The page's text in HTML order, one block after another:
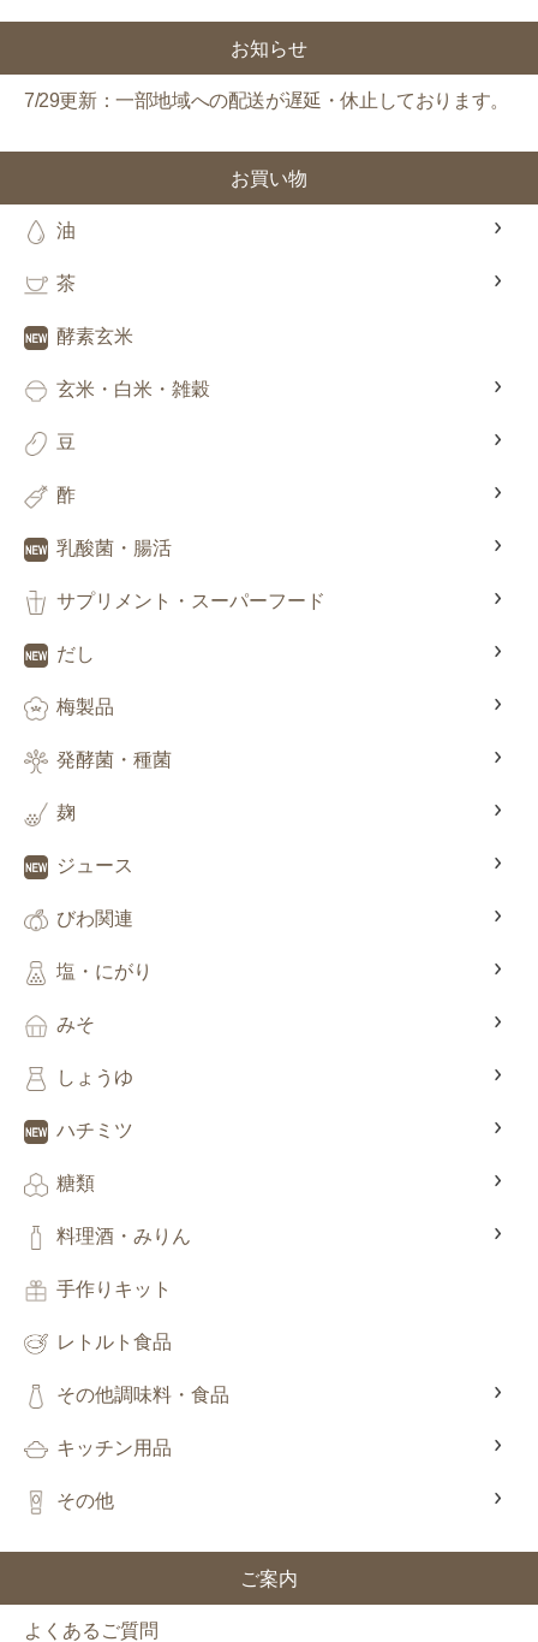
お知らせ
7/29更新：一部地域への配送が遅延・休止しております。
お買い物
油
茶
酵素玄米
玄米・白米・雑穀
豆
酢
乳酸菌・腸活
サプリメント・スーパーフード
だし
梅製品
発酵菌・種菌
麹
ジュース
びわ関連
塩・にがり
みそ
しょうゆ
ハチミツ
糖類
料理酒・みりん
手作りキット
レトルト食品
その他調味料・食品
キッチン用品
その他
ご案内
よくあるご質問
ご用意しました🎁
300円OFF
対象者：かわしま屋で初めてお買い物をされる方
利用条件：3,000円以上のお買い物でご利用いただけます